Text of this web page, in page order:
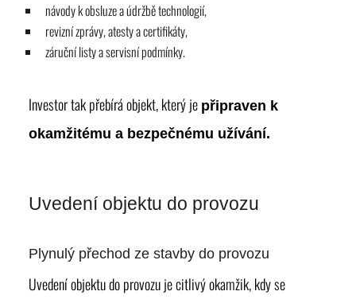
návody k obsluze a údržbě technologií,
revizní zprávy, atesty a certifikáty,
záruční listy a servisní podmínky.
Investor tak přebírá objekt, který je připraven k
okamžitému a bezpečnému užívání.
Uvedení objektu do provozu
Plynulý přechod ze stavby do provozu
Uvedení objektu do provozu je citlivý okamžik, kdy se